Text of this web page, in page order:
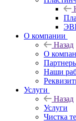
О компании
Назад
О
Наши
Услуги
Назад
Услуги
Чистка